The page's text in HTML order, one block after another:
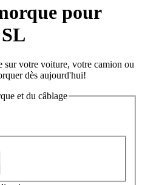
pour
sur votre voiture, votre camion ou
dès aujourd'hui!
et du câblage